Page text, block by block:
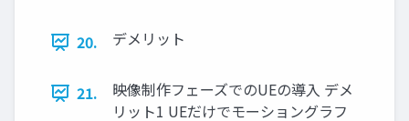
20. デメリット
21.
映像制作フェーズでのUEの導入 デメ
リット1 UEだけでモーショングラフ